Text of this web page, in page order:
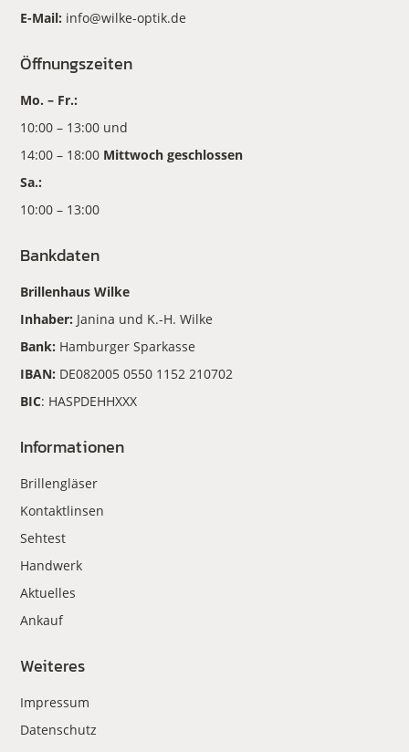
E-Mail: info@wilke-optik.de
Öffnungszeiten
Mo. – Fr.:
10:00 – 13:00 und
14:00 – 18:00 Mittwoch geschlossen
Sa.:
10:00 – 13:00
Bankdaten
Brillenhaus Wilke
Inhaber: Janina und K.-H. Wilke
Bank: Hamburger Sparkasse
IBAN: DE082005 0550 1152 210702
BIC: HASPDEHHXXX
Informationen
Brillengläser
Kontaktlinsen
Sehtest
Handwerk
Aktuelles
Ankauf
Weiteres
Impressum
Datenschutz